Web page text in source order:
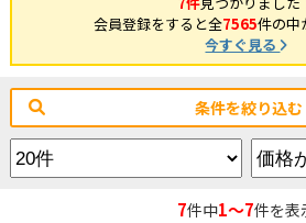
会員登録をすると全7565件の中
今すぐ見る
条件を絞り込む
7件中1～7件を表